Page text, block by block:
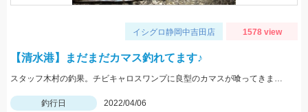
イシグロ静岡中吉田店 1578 view
【清水港】まだまだカマス釣れてます♪
スタッフ木村の釣果。チビキャロスワンプに良型のカマスが喰ってきました。
釣行日
2022/04/06